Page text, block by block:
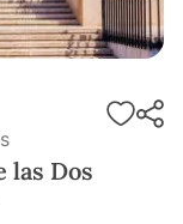
las Dos